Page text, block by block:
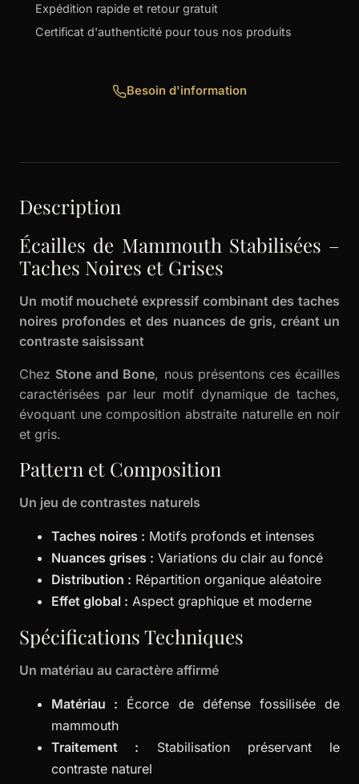
Expédition rapide et retour gratuit
Certificat d'authenticité pour tous nos produits
Besoin d'information
Description
Écailles de Mammouth Stabilisées –
Taches Noires et Grises
Un motif moucheté expressif combinant des taches
noires profondes et des nuances de gris, créant un
contraste saisissant
Chez Stone and Bone, nous présentons ces écailles
caractérisées par leur motif dynamique de taches,
évoquant une composition abstraite naturelle en noir
et gris.
Pattern et Composition
Un jeu de contrastes naturels
Taches noires : Motifs profonds et intenses
Nuances grises : Variations du clair au foncé
Distribution : Répartition organique aléatoire
Effet global : Aspect graphique et moderne
Spécifications Techniques
Un matériau au caractère affirmé
Matériau : Écorce de défense fossilisée de
mammouth
Traitement : Stabilisation préservant le
contraste naturel